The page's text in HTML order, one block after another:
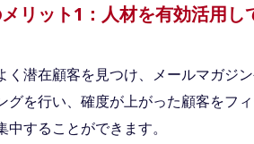
リット1：人材を有効活用し
く潜在顧客を見つけ、メールマガジ
グを行い、確度が上がった顧客をフ
することができます。